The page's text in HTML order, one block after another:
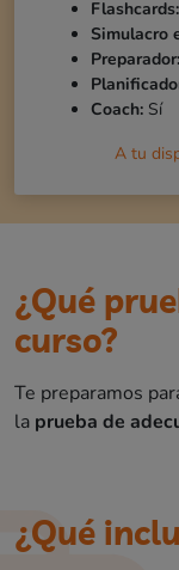
Flashcards:
Simulacro
Preparador:
Coach: Sí
A tu
¿Qué
curso?
Te preparamos
la prueba de
¿Qué